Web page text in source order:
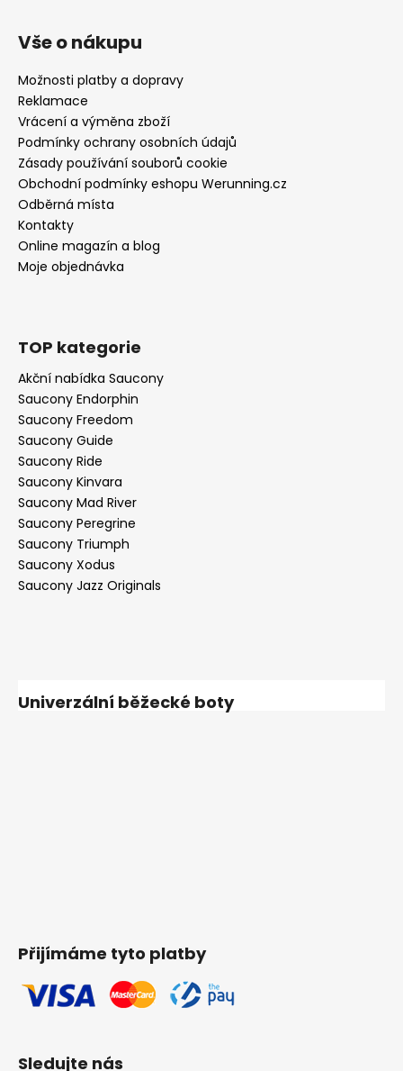
Vše o nákupu
Možnosti platby a dopravy
Reklamace
Vrácení a výměna zboží
Podmínky ochrany osobních údajů
Zásady používání souborů cookie
Obchodní podmínky eshopu Werunning.cz
Odběrná místa
Kontakty
Online magazín a blog
Moje objednávka
TOP kategorie
Akční nabídka Saucony
Saucony Endorphin
Saucony Freedom
Saucony Guide
Saucony Ride
Saucony Kinvara
Saucony Mad River
Saucony Peregrine
Saucony Triumph
Saucony Xodus
Saucony Jazz Originals
Univerzální běžecké boty
Přijímáme tyto platby
Sledujte nás